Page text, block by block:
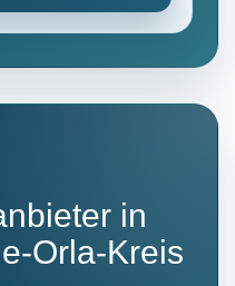
in
Orla-Kreis